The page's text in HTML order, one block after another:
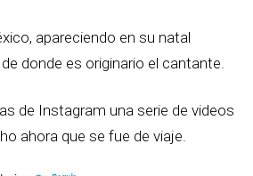
apareciendo en su natal
donde es originario el cantante.
de Instagram una serie de videos
ahora que se fue de viaje.